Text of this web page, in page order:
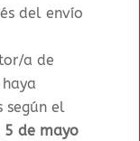
del envío
a de
según el
5 de mayo